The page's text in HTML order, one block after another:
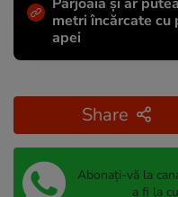
metri încărcate cu
apei
Share
Abonați-vă la
a fi la